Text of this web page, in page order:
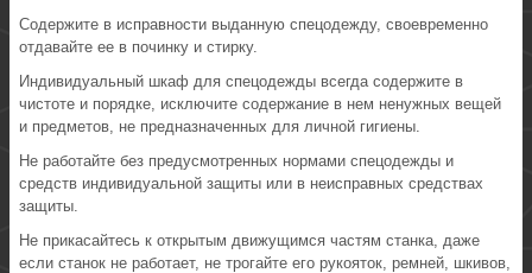
Содержите в исправности выданную спецодежду, своевременно
отдавайте ее в починку и стирку.
Индивидуальный шкаф для спецодежды всегда содержите в
чистоте и порядке, исключите содержание в нем ненужных вещей
и предметов, не предназначенных для личной гигиены.
Не работайте без предусмотренных нормами спецодежды и
средств индивидуальной защиты или в неисправных средствах
защиты.
Не прикасайтесь к открытым движущимся частям станка, даже
если станок не работает, не трогайте его рукояток, ремней, шкивов,